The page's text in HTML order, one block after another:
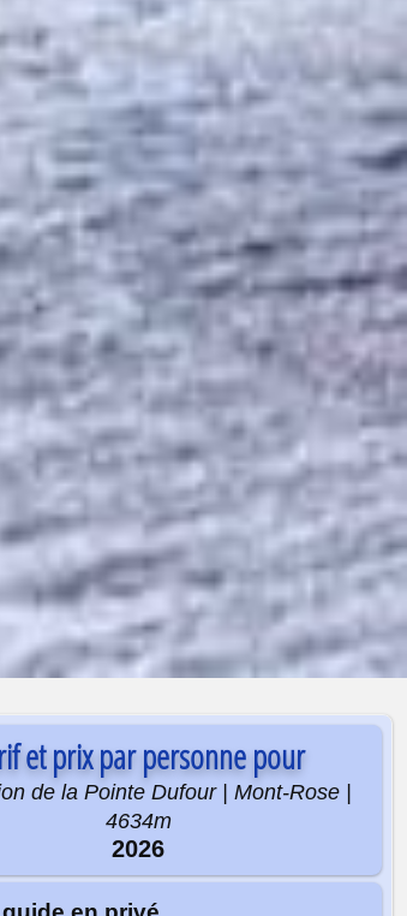
et prix par personne pour
de la Pointe Dufour | Mont-Rose |
4634m
2026